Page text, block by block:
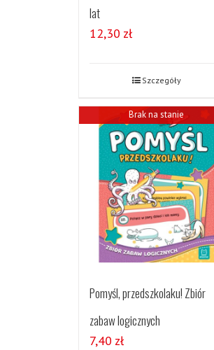
lat
12,30 zł
Szczegóły
Brak na stanie
Pomyśl, przedszkolaku! Zbiór
zabaw logicznych
7,40 zł